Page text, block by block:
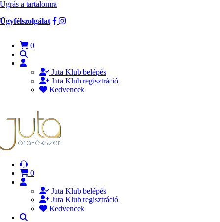
Ugrás a tartalomra
Ügyfélszolgálat
0
Juta Klub belépés
Juta Klub regisztráció
Kedvencek
0
Juta Klub belépés
Juta Klub regisztráció
Kedvencek